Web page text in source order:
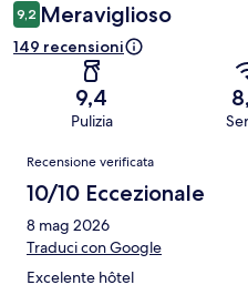
9,2 Meraviglioso
149 recensioni
9,4
Pulizia
Recensioni
Recensione verificata
10/10 Eccezionale
8 mag 2026
Traduci con Google
Excelente hôtel